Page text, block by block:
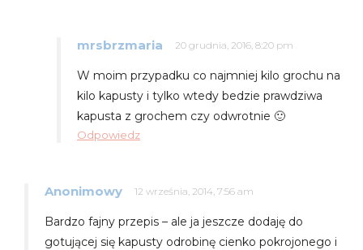
mrsbrzmaria 20 grudnia, 2016, 8:20 pm
W moim przypadku co najmniej kilo grochu na
kilo kapusty i tylko wtedy bedzie prawdziwa
kapusta z grochem czy odwrotnie 🙂
Odpowiedz
Anonimowy 12 września, 2014, 7:56 am
Bardzo fajny przepis – ale ja jeszcze dodaję do
gotującej się kapusty odrobinę cienko pokrojonego i